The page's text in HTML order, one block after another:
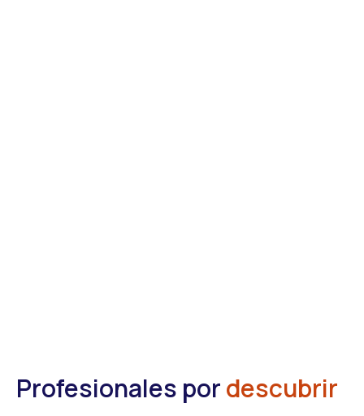
Profesionales pordescubrir